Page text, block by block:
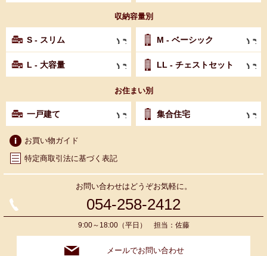
収納容量別
S - スリム M - ベーシック
L - 大容量 LL - チェストセット
お住まい別
一戸建て 集合住宅
お買い物ガイド
特定商取引法に基づく表記
お問い合わせはどうぞお気軽に。
054-258-2412
9:00～18:00（平日） 担当：佐藤
メールでお問い合わせ